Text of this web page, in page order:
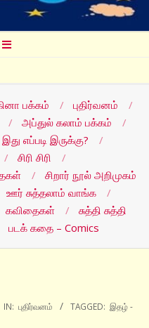
பக்கம்
புதிர்வனம்
அப்துல் கலாம் பக்கம்
இது எப்படி இருக்கு?
சிரி சிரி
சிறார் நூல் அறிமுகம்
ஊர் சுத்தலாம் வாங்க
கவிதைகள்
சுத்தி சுத்தி
படக் கதை – Comics
IN: புதிர்வனம் TAGGED: இதழ் -